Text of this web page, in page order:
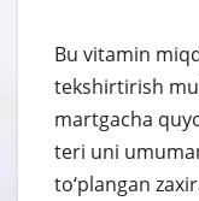
Bu vitamin
tekshirtirish
martgacha
teri uni
to‘plangan